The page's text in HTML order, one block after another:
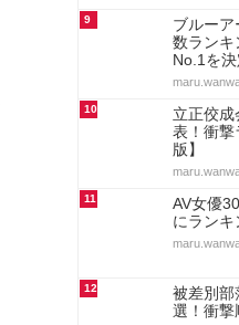
9
ブルー
数ランキ
No.1を
10
立正佼
表！衝撃
版】
11
AV女優
にランキ
12
被差別部
選！衝撃